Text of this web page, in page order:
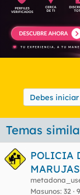
Debes
Temas
POLICIA
MARUJAS
Masunos 32